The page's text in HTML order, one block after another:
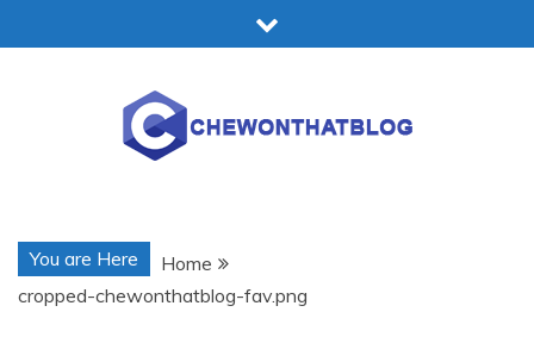
to
You are Here
Home
cropped-chewonthatblog-fav.png